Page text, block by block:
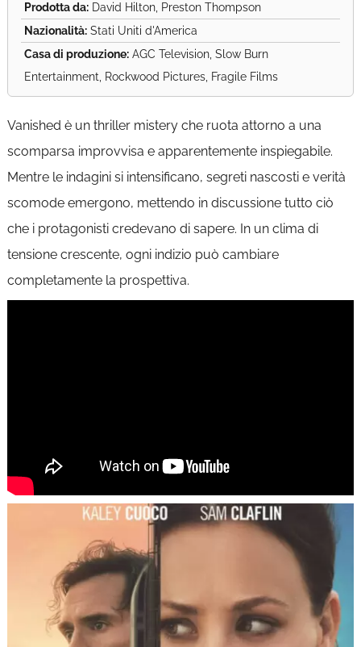
Prodotta da:David Hilton, Preston Thompson
Nazionalità:Stati Uniti d'America
Casa di produzione:AGC Television, Slow Burn
Entertainment, Rockwood Pictures, Fragile Films
Vanished è un thriller mistery che ruota attorno a una
scomparsa improvvisa e apparentemente inspiegabile.
Mentre le indagini si intensificano, segreti nascosti e verità
scomode emergono, mettendo in discussione tutto ciò
che i protagonisti credevano di sapere. In un clima di
tensione crescente, ogni indizio può cambiare
completamente la prospettiva.